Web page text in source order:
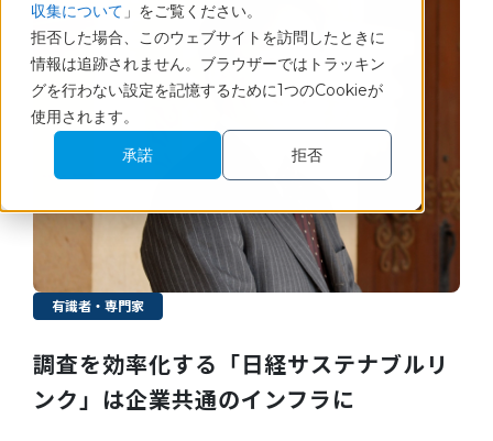
収集について 」をご覧ください。
拒否した場合、このウェブサイトを訪問したときに
情報は追跡されません。ブラウザーではトラッキン
グを行わない設定を記憶するために1つのCookieが
使用されます。
承諾
拒否
有識者・専門家
調査を効率化する「日経サステナブルリ
ンク」は企業共通のインフラに